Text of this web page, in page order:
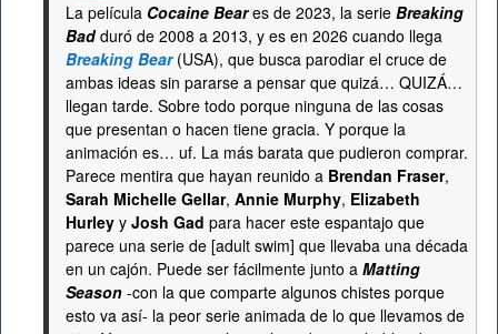
La película Cocaine Beares de 2023, la serie Breaking
Badduró de 2008 a 2013, y es en 2026 cuando llega
Breaking Bear(USA), que busca parodiar el cruce de
ambas ideas sin pararse a pensar que quizá… QUIZÁ…
llegan tarde. Sobre todo porque ninguna de las cosas
que presentan o hacen tiene gracia. Y porque la
animación es… uf. La más barata que pudieron comprar.
Parece mentira que hayan reunido a Brendan Fraser,
Sarah Michelle Gellar, Annie Murphy, Elizabeth
Hurley y Josh Gad para hacer este espantajo que
parece una serie de [adult swim] que llevaba una década
en un cajón. Puede ser fácilmente junto a Matting
Season -con la que comparte algunos chistes porque
esto va así- la peor serie animada de lo que llevamos de